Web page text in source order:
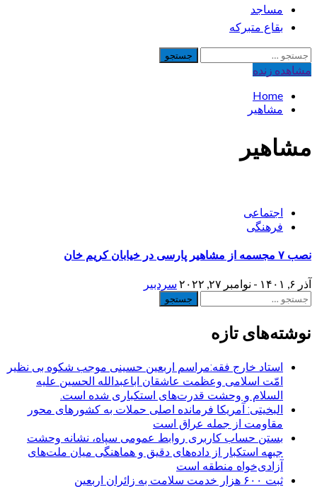
مساجد
بقاع متبرکه
جستجو
برای:
مشاهده‌ زنده
Home
مشاهیر
مشاهیر
اجتماعی
فرهنگی
نصب ۷ مجسمه از مشاهیر پارسی در خیابان کریم خان
آذر ۶, ۱۴۰۱ - نوامبر ۲۷, ۲۰۲۲
سردبیر
جستجو
نوشته‌های تازه
استاد خارج فقه:مراسم اربعین حسینی موجب شکوه بی نظیر
امّت اسلامی وعظمت عاشقان اباعبدالله الحسین علیه
السلام و وحشت قدرت‌های استکباری شده است.
البخیتی: آمریکا فرمانده اصلی حملات به کشورهای محور
مقاومت از جمله عراق است
بستن حساب کاربری روابط عمومی سپاه، نشانه‌ وحشت
جبهه استکبار از داده‌های دقیق و هماهنگی میان ملت‌های
آزادی‌خواه منطقه است
ثبت ۶۰۰ هزار خدمت سلامت به زائران اربعین